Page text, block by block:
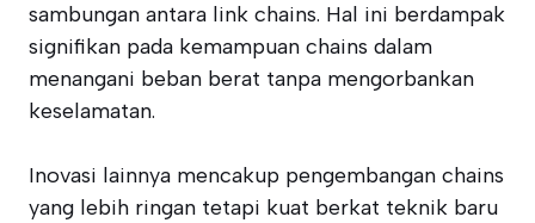
sambungan antara link chains. Hal ini berdampak
signifikan pada kemampuan chains dalam
menangani beban berat tanpa mengorbankan
keselamatan.
Inovasi lainnya mencakup pengembangan chains
yang lebih ringan tetapi kuat berkat teknik baru